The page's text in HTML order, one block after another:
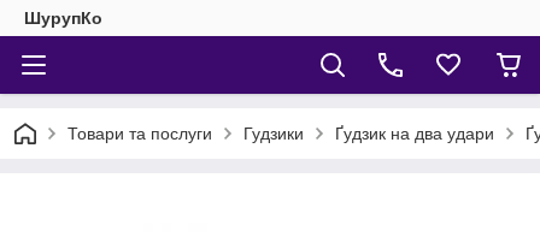
ШурупКо
Товари та послуги Гудзики Ґудзик на два удари